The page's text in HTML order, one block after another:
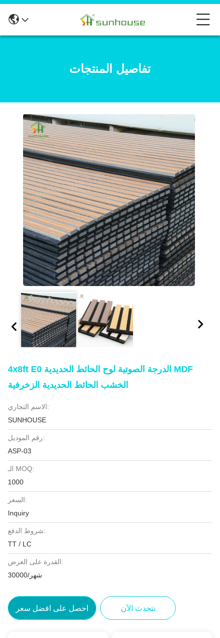
تفاصيل المنتجات
4x8ft E0 الدرجة الصوتية لوح الحائط الحديدية MDF
الخشب الحائط الحديدية الزخرفية
الاسم التجاري:
SUNHOUSE
رقم الموديل:
ASP-03
الـ MOQ:
1000
السعر:
Inquiry
شروط الدفع:
TT / LC
القدرة على العرض:
30000/شهر
احصل على افضل سعر نتحدث الآن